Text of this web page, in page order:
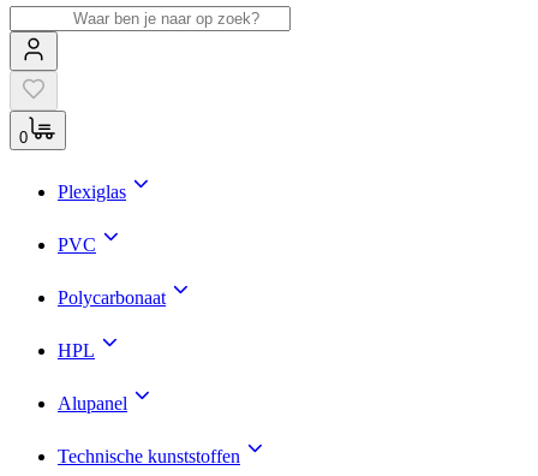
0
Plexiglas
PVC
Polycarbonaat
HPL
Alupanel
Technische kunststoffen